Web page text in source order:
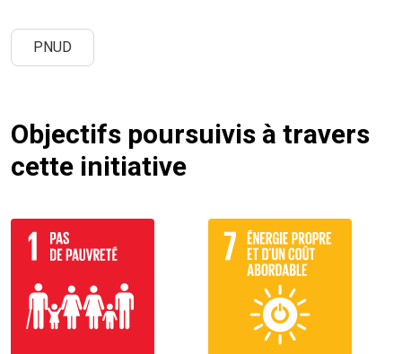
PNUD
Objectifs poursuivis à travers
cette initiative